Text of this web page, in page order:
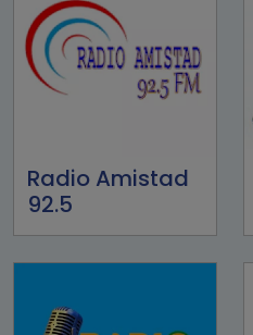
Radio Amistad
92.5